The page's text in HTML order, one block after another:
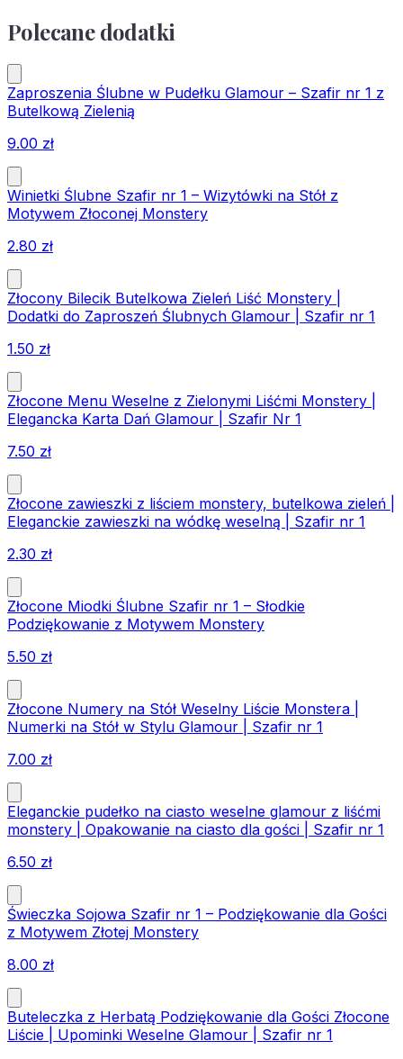
Polecane dodatki
Zaproszenia Ślubne w Pudełku Glamour – Szafir nr 1 z
Butelkową Zielenią
9.00 zł
Winietki Ślubne Szafir nr 1 – Wizytówki na Stół z
Motywem Złoconej Monstery
2.80 zł
Złocony Bilecik Butelkowa Zieleń Liść Monstery |
Dodatki do Zaproszeń Ślubnych Glamour | Szafir nr 1
1.50 zł
Złocone Menu Weselne z Zielonymi Liśćmi Monstery |
Elegancka Karta Dań Glamour | Szafir Nr 1
7.50 zł
Złocone zawieszki z liściem monstery, butelkowa zieleń |
Eleganckie zawieszki na wódkę weselną | Szafir nr 1
2.30 zł
Złocone Miodki Ślubne Szafir nr 1 – Słodkie
Podziękowanie z Motywem Monstery
5.50 zł
Złocone Numery na Stół Weselny Liście Monstera |
Numerki na Stół w Stylu Glamour | Szafir nr 1
7.00 zł
Eleganckie pudełko na ciasto weselne glamour z liśćmi
monstery | Opakowanie na ciasto dla gości | Szafir nr 1
6.50 zł
Świeczka Sojowa Szafir nr 1 – Podziękowanie dla Gości
z Motywem Złotej Monstery
8.00 zł
Buteleczka z Herbatą Podziękowanie dla Gości Złocone
Liście | Upominki Weselne Glamour | Szafir nr 1